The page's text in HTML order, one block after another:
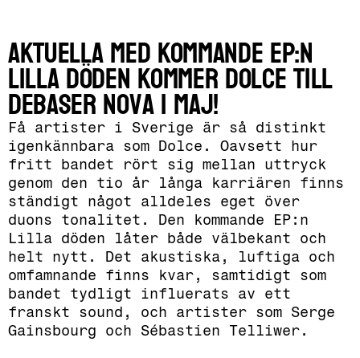
Aktuella med kommande EP:n
Lilla döden kommer Dolce till
Debaser Nova i maj!
Få artister i Sverige är så distinkt
igenkännbara som Dolce. Oavsett hur
fritt bandet rört sig mellan uttryck
genom den tio år långa karriären finns
ständigt något alldeles eget över
duons tonalitet. Den kommande EP:n
Lilla döden låter både välbekant och
helt nytt. Det akustiska, luftiga och
omfamnande finns kvar, samtidigt som
bandet tydligt influerats av ett
franskt sound, och artister som Serge
Gainsbourg och Sébastien Telliwer.